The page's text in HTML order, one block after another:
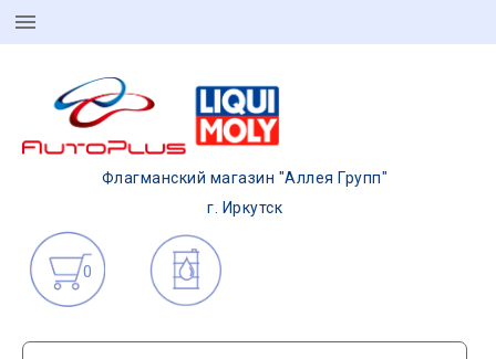
Флагманский магазин "Аллея Групп"
г. Иркутск
0